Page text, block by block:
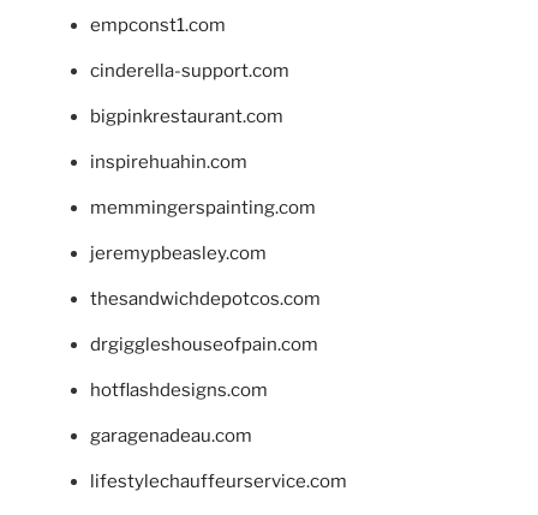
empconst1.com
cinderella-support.com
bigpinkrestaurant.com
inspirehuahin.com
memmingerspainting.com
jeremypbeasley.com
thesandwichdepotcos.com
drgiggleshouseofpain.com
hotflashdesigns.com
garagenadeau.com
lifestylechauffeurservice.com